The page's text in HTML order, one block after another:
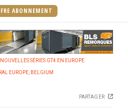
ABONNEMENT
SÉRIES GT4 EN EUROPE
EUROPE, BELGIUM
PARTAGER